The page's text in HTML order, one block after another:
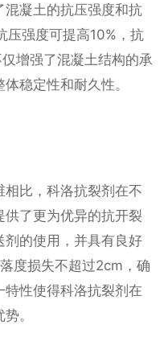
凝土的抗压强度和抗
压强度可提高10%，抗
增强了混凝土结构的承
稳定性和耐久性。
比，科洛抗裂剂在不
了更为优异的抗开裂
的使用，并具有良好
度损失不超过2cm，确
性使得科洛抗裂剂在
。